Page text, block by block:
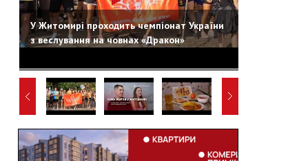
У Житомирі проходить чемпіонат України
з веслування на човнах «Дракон»